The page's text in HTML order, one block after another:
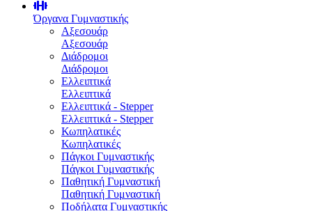
Όργανα Γυμναστικής
Αξεσουάρ
Αξεσουάρ
Διάδρομοι
Διάδρομοι
Ελλειπτικά
Ελλειπτικά
Ελλειπτικά - Stepper
Ελλειπτικά - Stepper
Κωπηλατικές
Κωπηλατικές
Πάγκοι Γυμναστικής
Πάγκοι Γυμναστικής
Παθητική Γυμναστική
Παθητική Γυμναστική
Ποδήλατα Γυμναστικής